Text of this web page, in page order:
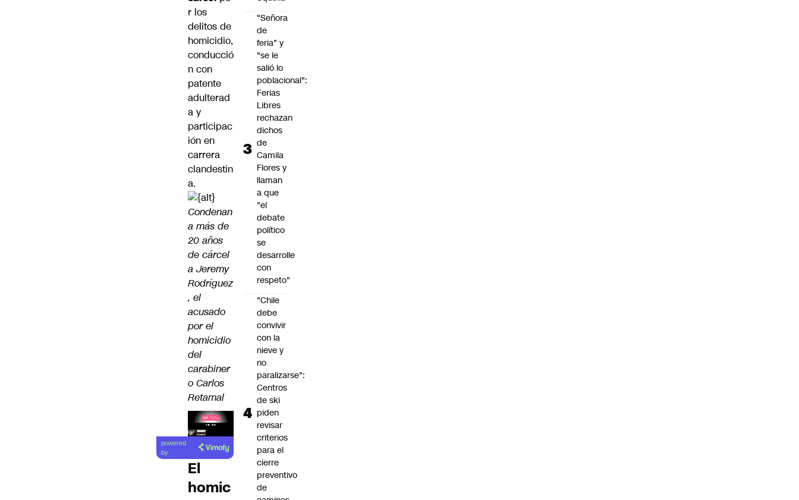
r los
delitos de
homicidio,
conducció
n con
patente
adulterad
a y
participac
ión en
carrera
clandestin
a.
Condenan
a más de
20 años
de cárcel
a Jeremy
Rodríguez
, el
acusado
por el
homicidio
del
carabiner
o Carlos
Retamal
Lea el
artículo
powered
by
El
homic
"Señora
de
feria" y
"se le
salió lo
poblacional":
Ferias
Libres
rechazan
dichos
de
Camila
Flores y
llaman
a que
"el
debate
político
se
desarrolle
con
respeto"
"Chile
debe
convivir
con la
nieve y
no
paralizarse":
Centros
de ski
piden
revisar
criterios
para el
cierre
preventivo
de